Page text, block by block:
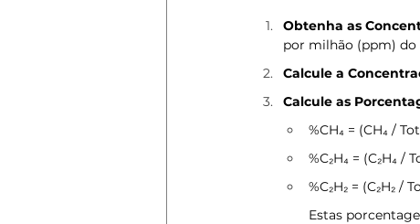
Obtenha as
por milhão (ppm) do
Calcule a
Calcule as
%CH₄ = (CH₄ /
%C₂H₄ = (C₂H₄ /
%C₂H₂ = (C₂H₂ /
Estas